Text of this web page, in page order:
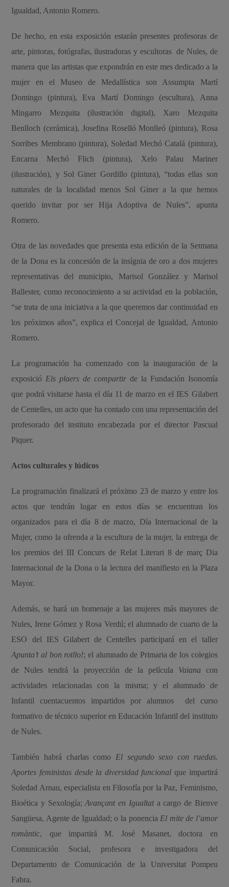
Igualdad, Antonio Romero.
De hecho, en esta exposición estarán presentes profesoras de
arte, pintoras, fotógrafas, ilustradoras y escultoras de Nules, de
manera que las artistas que expondrán en este mes dedicado a la
mujer en el Museo de Medallística son Assumpta Martí
Domingo (pintura), Eva Martí Domingo (escultura), Anna
Mingarro Mezquita (ilustración digital), Xaro Mezquita
Benlloch (cerámica), Josefina Roselló Monlleó (pintura), Rosa
Sorribes Membrano (pintura), Soledad Mechó Catalá (pintura),
Encarna Mechó Flich (pintura), Xelo Palau Mariner
(ilustración), y Sol Giner Gordillo (pintura), “todas ellas son
naturales de la localidad menos Sol Giner a la que hemos
querido invitar por ser Hija Adoptiva de Nules”, apunta
Romero.
Otra de las novedades que presenta esta edición de la Setmana
de la Dona es la concesión de la insígnia de oro a dos mujeres
representativas del municipio, Marisol González y Marisol
Ballester, como reconocimiento a su actividad en la población,
“se trata de una iniciativa a la que queremos dar continuidad en
los próximos años”, explica el Concejal de Igualdad, Antonio
Romero.
La programación ha comenzado con la inauguración de la
exposició Els plaers de compartir de la Fundación Isonomía
que podrá visitarse hasta el día 11 de marzo en el IES Gilabert
de Centelles, un acto que ha contado con una representación del
profesorado del instituto encabezada por el director Pascual
Piquer.
Actos culturales y lúdicos
La programación finalizará el próximo 23 de marzo y entre los
actos que tendrán lugar en estos días se encuentran los
organizados para el día 8 de marzo, Día Internacional de la
Mujer, como la ofrenda a la escultura de la mujer, la entrega de
los premios del III Concurs de Relat Literari 8 de març Dia
Internacional de la Dona o la lectura del manifiesto en la Plaza
Mayor.
Además, se hará un homenaje a las mujeres más mayores de
Nules, Irene Gómez y Rosa Verdú; el alumnado de cuarto de la
ESO del IES Gilabert de Centelles participará en el taller
Apunta’t al bon rotllo!; el alumnado de Primaria de los colegios
de Nules tendrá la proyección de la película Vaianacon
actividades relacionadas con la misma; y el alumnado de
Infantil cuentacuentos impartidos por alumnos del curso
formativo de técnico superior en Educación Infantil del instituto
de Nules.
También habrá charlas como El segundo sexo con ruedas.
Aportes feministas desde la diversidad funcional que impartirá
Soledad Arnau, especialista en Filosofía por la Paz, Feminismo,
Bioética y Sexología;Avançant en Igualtat a cargo de Bienve
Sangüesa, Agente de Igualdad; o la ponencia El mite de l’amor
romàntic,
que impartirá M. José Masanet, doctora en
Comunicación Social, profesora e investigadora del
Departamento de Comunicación de la Universitat Pompeu
Fabra.